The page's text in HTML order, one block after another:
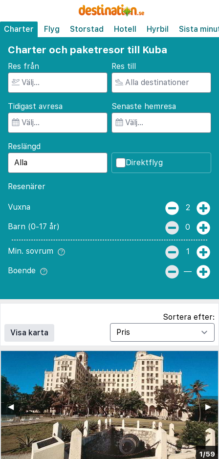
Charter Flyg Storstad Hotell Hyrbil Sista
Charter och paketresor till Kuba
Res från Res till
Tidigast avresa Senaste hemresa
Reslängd
Direktflyg
Resenärer
Vuxna 2
Barn (0-17 år) 0
Min. sovrum 1
Boende —
Visa karta
Sortera efter:
1/59
▶︎
◀︎